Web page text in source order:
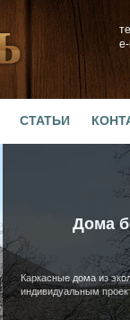
СТАТЬИ
Дома
Каркасные дома из
индивидуальным